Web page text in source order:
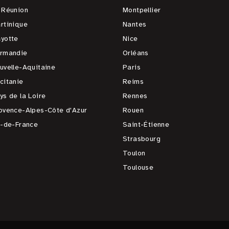
Aquitaine
de la Loire
Alpes-Côte d'Azur
de-France
Montpellier
Nantes
Nice
Orléans
Paris
Reims
Rennes
Rouen
Saint-Étienne
Strasbourg
Toulon
Toulouse